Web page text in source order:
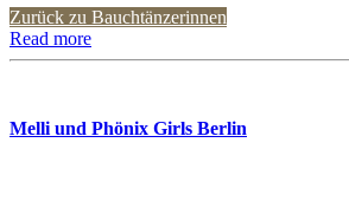
Zurück zu Bauchtänzerinnen
Read more
Melli und Phönix Girls Berlin